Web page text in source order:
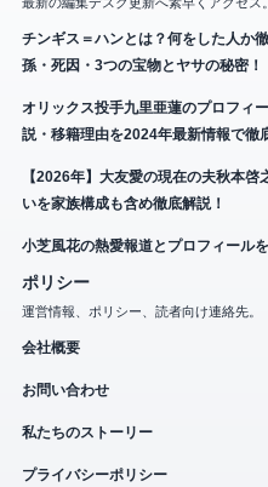
チンギス＝ハンとは？何をした人か
孫・死因・3つの宝物とヤサの秘密！
オリックス投手九里亜蓮のプロフィ
説・移籍理由を2024年最新情報で徹
【2026年】大友愛の現在の夫秋本
いを家族構成も含め徹底解説！
小芝風花の熱愛報道とプロフィール
ポリシー
運営情報、ポリシー、読者向け連絡先。
会社概要
お問い合わせ
私たちのストーリー
プライバシーポリシー